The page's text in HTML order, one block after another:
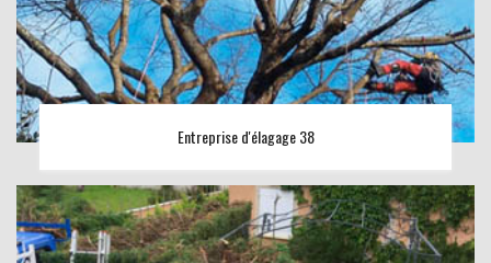
Entreprise d'élagage 38